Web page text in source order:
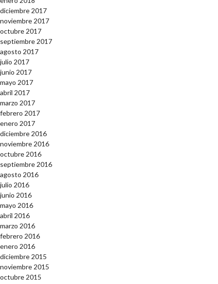
diciembre 2017
noviembre 2017
octubre 2017
septiembre 2017
agosto 2017
julio 2017
junio 2017
mayo 2017
abril 2017
marzo 2017
febrero 2017
enero 2017
diciembre 2016
noviembre 2016
octubre 2016
septiembre 2016
agosto 2016
julio 2016
junio 2016
mayo 2016
abril 2016
marzo 2016
febrero 2016
enero 2016
diciembre 2015
noviembre 2015
octubre 2015